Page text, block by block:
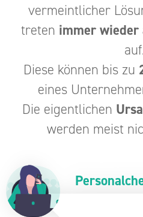
vermeintlicher
treten immer wieder
Diese können bis zu
eines
Die eigentlichen
werden meist